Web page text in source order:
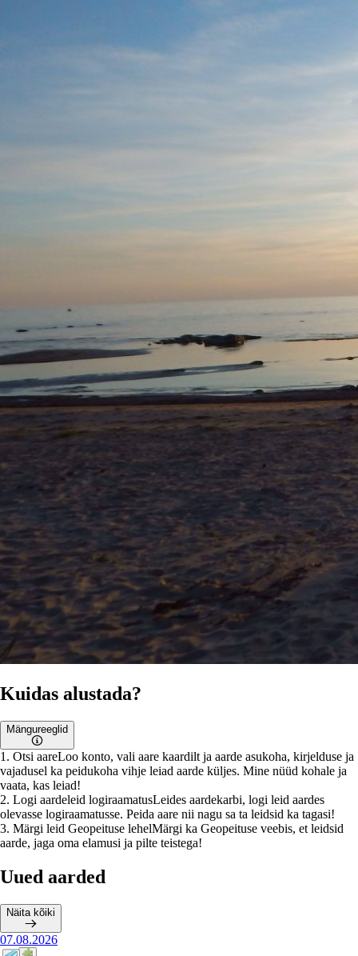
Kuidas alustada?
Mängureeglid
1 . Otsi aareLoo konto, vali aare kaardilt ja aarde asukoha, kirjelduse ja
vajadusel ka peidukoha vihje leiad aarde küljes. Mine nüüd kohale ja
vaata, kas leiad!
2. Logi aardeleid logiraamatusLeides aardekarbi, logi leid aardes
olevasse logiraamatusse. Peida aare nii nagu sa ta leidsid ka tagasi!
3. Märgi leid Geopeituse lehelMärgi ka Geopeituse veebis, et leidsid
aarde, jaga oma elamusi ja pilte teistega!
Uued aarded
Näita kõiki
07.08.2026